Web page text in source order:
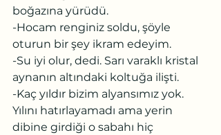
boğazına yürüdü.
-Hocam renginiz soldu, şöyle
oturun bir şey ikram edeyim.
-Su iyi olur, dedi. Sarı varaklı kristal
aynanın altındaki koltuğa ilişti.
-Kaç yıldır bizim alyansımız yok.
Yılını hatırlayamadı ama yerin
dibine girdiği o sabahı hiç